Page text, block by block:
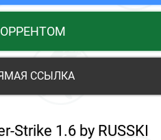
ССЫЛКА
Strike 1.6 by RUSSKI